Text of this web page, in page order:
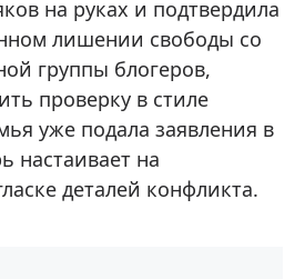
на руках и подтвердила
лишении свободы со
группы блогеров,
проверку в стиле
уже подала заявления в
настаивает на
деталей конфликта.